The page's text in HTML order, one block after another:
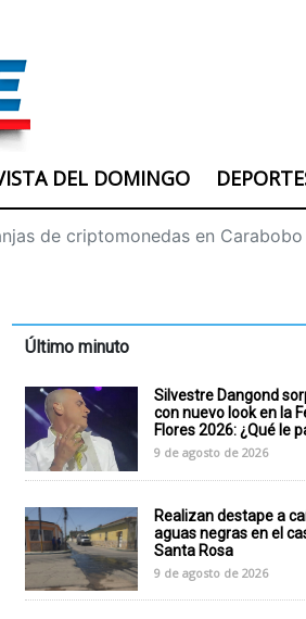
DEL DOMINGO
de criptomonedas en Carabobo
Último minuto
Silvestre Dangond
con nuevo look en la
Flores 2026: ¿Qué le
9 de agosto de 2026
Realizan destape a
aguas negras en el
Santa Rosa
9 de agosto de 2026